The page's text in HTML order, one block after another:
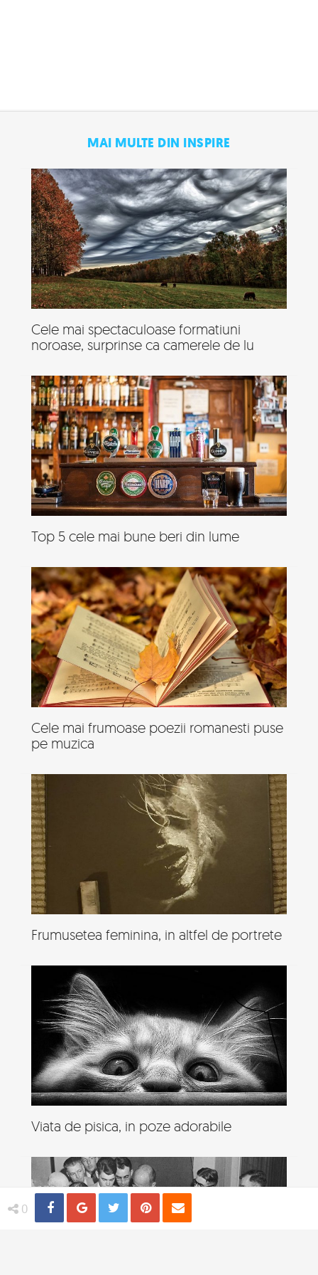
0 Share Distribuie
Tweet Pin
MAI MULTE DIN INSPIRE
Cele mai spectaculoase formatiuni
noroase, surprinse ca camerele de lu
Top 5 cele mai bune beri din lume
Cele mai frumoase poezii romanesti puse
pe muzica
Frumusetea feminina, in altfel de portrete
Viata de pisica, in poze adorabile